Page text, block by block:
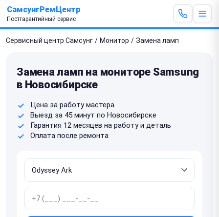
СамсунгРемЦентр
Постгарантийный сервис
Сервисный центр Самсунг / Монитор / Замена ламп
Замена ламп на мониторе Samsung
в Новосибирске
Цена за работу мастера
Выезд за 45 минут по Новосибирске
Гарантия 12 месяцев на работу и деталь
Оплата после ремонта